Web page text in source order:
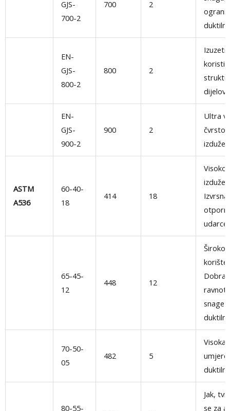
GJS-
700-2
700 2
EN-
GJS-
800-2
800 2
koristi
EN-
GJS-
900-2
900 2
Ultra
ASTM
A536
60-40-
18
414 18
Visoko
Izvrsna
udarce
65-45-
12
448 12
Široko
Dobra
snage i
70-50-
05
482 5
Visoka
80-55-
Jak,
se za